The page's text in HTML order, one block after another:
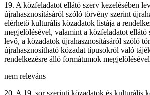
19. A közfeladatot ellátó szerv kezelésében
újrahasznosításáról szóló törvény szerint
elérhető kulturális közadatok listája a
megjelölésével, valamint a közfeladatot ellátó
levő, a közadatok újrahasznosításáról szóló
újrahasznosítható közadat típusokról való
rendelkezésre álló formátumok megjelölésével
nem releváns
20. A 19. sor szerinti közadatok és kulturális